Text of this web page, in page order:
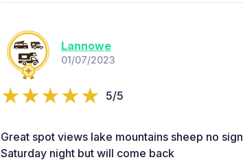
Lannowe
01/07/2023
5/5
Great spot views lake mountains sheep no
Saturday night but will come back